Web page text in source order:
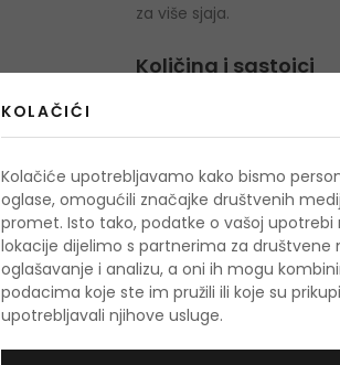
za više sjaja.
Količina i sastojci
Lipfinity Lip Colour
Disteardimonium
Contain: Titanium Dioxide
Iron Oxide (Ci77491),
(Ci75470), Iron Oxide
(Beeswax), Paraffin,
Oil, Synthetic Wax,
KOLAČIĆI
Kolačiće upotrebljavamo kako bismo
oglase, omogućili značajke društvenih
promet. Isto tako, podatke o vašoj upotrebi
lokacije dijelimo s partnerima za društvene
oglašavanje i analizu, a oni ih mogu
podacima koje ste im pružili ili koje su
upotrebljavali njihove usluge.